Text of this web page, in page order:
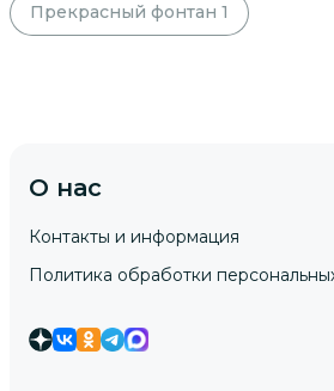
Прекрасный фонтан 1
О нас
Контакты и информация
Политика обработки